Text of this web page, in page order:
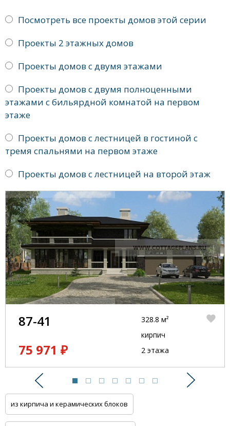
Посмотреть все проекты домов этой серии
Проекты 2 этажных домов
Проекты домов с двумя этажами
Проекты домов с двумя полноценными
этажами с бильярдной комнатой на первом
этаже
Проекты домов с лестницей в гостиной с
тремя спальнями на первом этаже
Проекты домов с лестницей на второй этаж
Предыдущий
87-41
75 971 ₽
328.8 м²
кирпич
2 этажа
из кирпича и керамических блоков